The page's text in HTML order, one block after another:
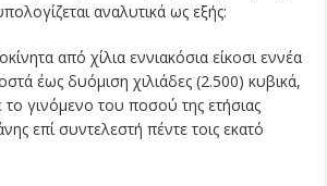
αναλυτικά ως εξής:
από χίλια εννιακόσια είκοσι εννέα
έως δυόμιση χιλιάδες (2.500) κυβικά,
γινόμενο του ποσού της ετήσιας
επί συντελεστή πέντε τοις εκατό